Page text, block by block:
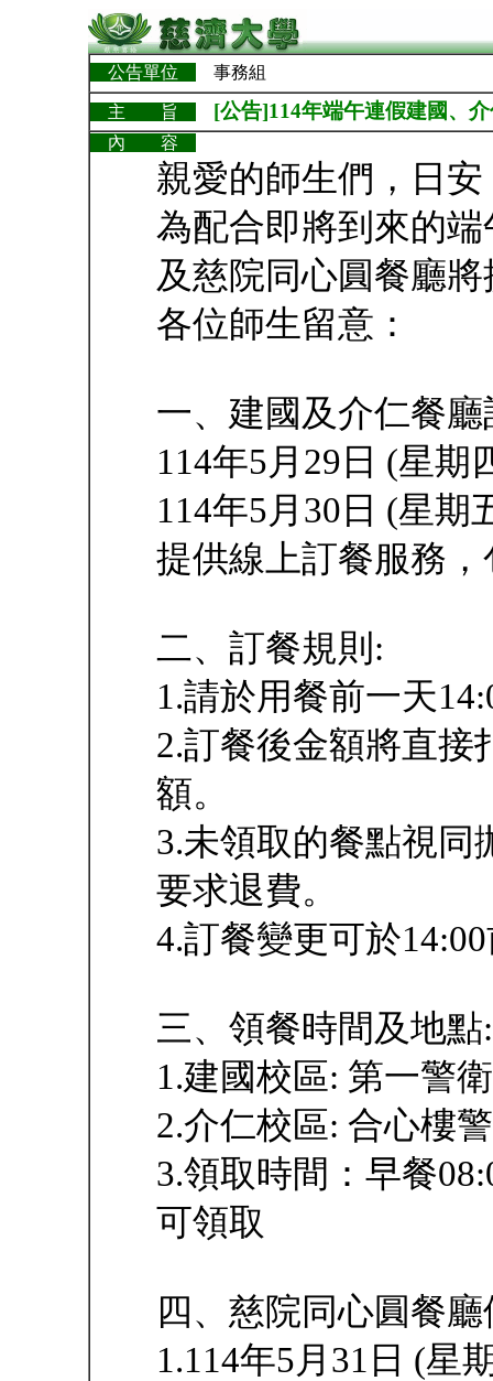
公告單位 事務組
主 旨 [公告]114年端午連假建國、
內 容
親愛的師生們，日安
為配合即將到來的
及慈院同心圓餐廳
各位師生留意：
一、建國及介仁餐廳
114年5月29日 (星期
114年5月30日 (星期
提供線上訂餐服務
二、訂餐規則:
1.請於用餐前一天
2.訂餐後金額將直接
額。
3.未領取的餐點視同
要求退費。
4.訂餐變更可於
三、領餐時間及地點:
1.建國校區: 第一警
2.介仁校區: 合心樓
3.領取時間：早餐
可領取
四、慈院同心圓餐
1.114年5月31日 (星